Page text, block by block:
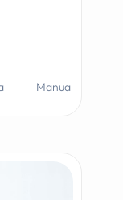
Manual